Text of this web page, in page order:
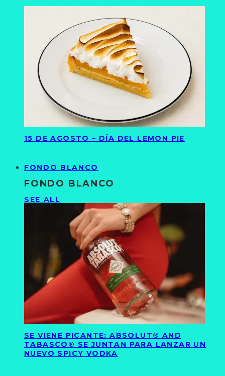
15 DE AGOSTO – DÍA DEL LEMON PIE
FONDO BLANCO
FONDO BLANCO
SEE ALL
SE VIENE PICANTE: ABSOLUT® AND
TABASCO® SE JUNTAN PARA LANZAR UN
NUEVO SPICY VODKA